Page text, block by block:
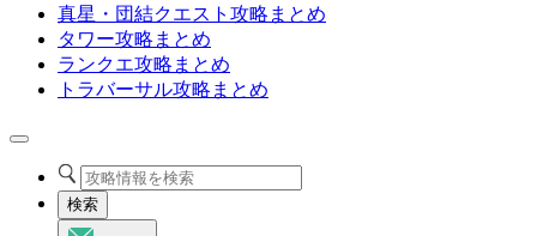
真星・団結クエスト攻略まとめ
タワー攻略まとめ
ランクエ攻略まとめ
トラバーサル攻略まとめ
検索